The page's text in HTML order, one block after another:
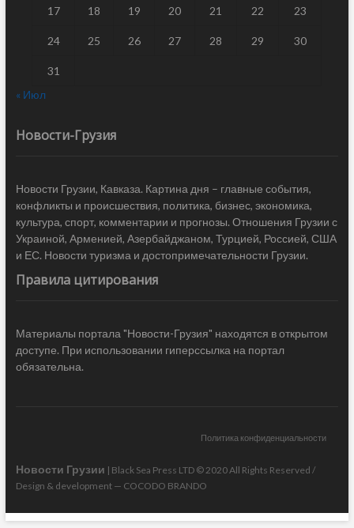
17 18 19 20 21 22 23
24 25 26 27 28 29 30
31
« Июл
Новости-Грузия
Новости Грузии, Кавказа. Картина дня – главные события,
конфликты и происшествия, политика, бизнес, экономика,
культура, спорт, комментарии и прогнозы. Отношения Грузии с
Украиной, Арменией, Азербайджаном, Турцией, Россией, США
и ЕС. Новости туризма и достопримечательности Грузии.
Правила цитирования
Материалы портала "Новости-Грузия" находятся в открытом
доступе. При использовании гиперссылка на портал
обязательна.
Политика конфиденциальности
Новости Грузии | Black Sea Press LTD © 2020 All Rights Reserved /
Design & development — COCODO BRANDO